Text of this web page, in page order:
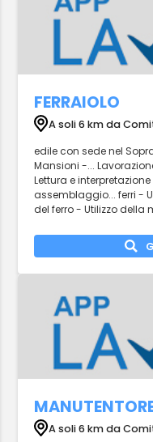
FERRAIOLO
A soli 6 km da
edile con sede nel
Mansioni -...
Lettura e
assemblaggio... ferri -
del ferro - Utilizzo della
A soli 6 km da